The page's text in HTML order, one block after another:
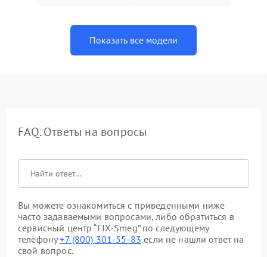
Показать все модели
FAQ. Ответы на вопросы
Вы можете ознакомиться с приведенными ниже
часто задаваемыми вопросами, либо обратиться в
сервисный центр “FIX-Smeg” по следующему
телефону+7 (800) 301-55-83 если не нашли ответ на
свой вопрос.